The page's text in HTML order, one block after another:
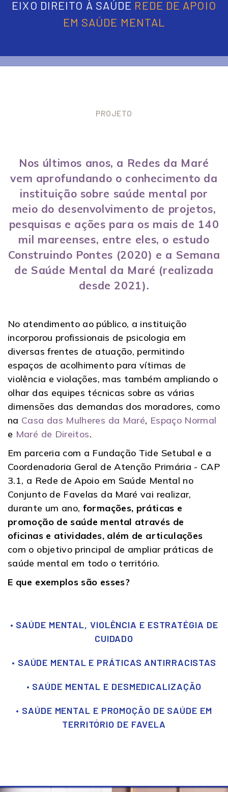
EIXO DIREITO À SAÚDE REDE DE APOIO
EM SAÚDE MENTAL
PROJETO
Nos últimos anos, a Redes da Maré
vem aprofundando o conhecimento da
instituição sobre saúde mental por
meio do desenvolvimento de projetos,
pesquisas e ações para os mais de 140
mil mareenses, entre eles, o estudo
Construindo Pontes (2020) e a Semana
de Saúde Mental da Maré (realizada
desde 2021).
No atendimento ao público, a instituição
incorporou profissionais de psicologia em
diversas frentes de atuação, permitindo
espaços de acolhimento para vítimas de
violência e violações, mas também ampliando o
olhar das equipes técnicas sobre as várias
dimensões das demandas dos moradores, como
na Casa das Mulheres da Maré, Espaço Normal
e Maré de Direitos.
Em parceria com a Fundação Tide Setubal e a
Coordenadoria Geral de Atenção Primária - CAP
3.1, a Rede de Apoio em Saúde Mental no
Conjunto de Favelas da Maré vai realizar,
durante um ano, formações, práticas e
promoção de saúde mental através de
oficinas e atividades, além de articulações
com o objetivo principal de ampliar práticas de
saúde mental em todo o território.
E que exemplos são esses?
• SAÚDE MENTAL, VIOLÊNCIA E ESTRATÉGIA DE
CUIDADO
• SAÚDE MENTAL E PRÁTICAS ANTIRRACISTAS
• SAÚDE MENTAL E DESMEDICALIZAÇÃO
• SAÚDE MENTAL E PROMOÇÃO DE SAÚDE EM
TERRITÓRIO DE FAVELA